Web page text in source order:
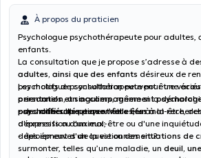
À propos du praticien
Psychologue psychothérapeute pour adultes,
enfants.
La consultation que je propose s’adresse à d
adultes, ainsi que des enfants désireux de
psychologue psychothérapeute pour une
orientation, un accompagnement
psychothérapeutique. Vous êtes à la
d'expression d'un mal-être ou d'une
déploiement d'un questionnement?
Les motifs de consultation peuvent être
personnels et singuliers, même si la
par un tiers. Ils peuvent être liés à
- desdifficultés personnelles, un mal-être,
dépressifs ou anxieux;
- des épreuves de la vie ou dessituations de
surmonter, telles qu’une maladie, un deuil,